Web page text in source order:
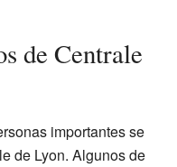
de Centrale
importantes se
de Lyon. Algunos de